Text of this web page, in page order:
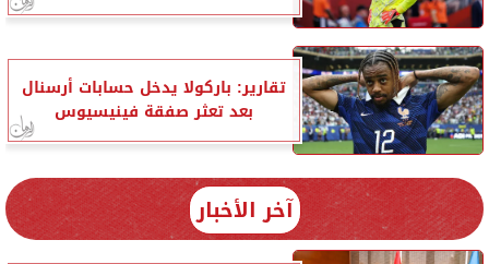
تقارير: باركولا يدخل حسابات أرسنال
بعد تعثر صفقة فينيسيوس
آخر الأخبار